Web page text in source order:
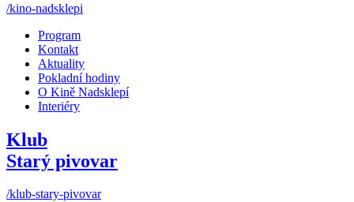
/kino-nadsklepi
Program
Kontakt
Aktuality
Pokladní hodiny
O Kině Nadsklepí
Interiéry
Klub
Starý pivovar
/klub-stary-pivovar